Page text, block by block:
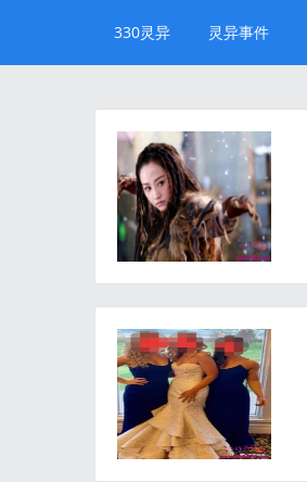
330灵异 灵异事件